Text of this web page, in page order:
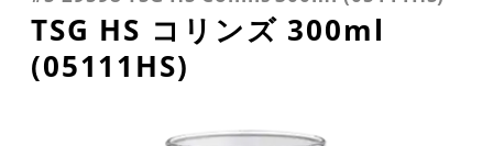
TSG HS コリンズ 300ml
(05111HS)